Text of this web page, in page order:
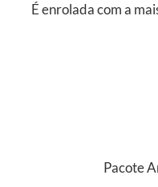
É enrolada com a
Pacote